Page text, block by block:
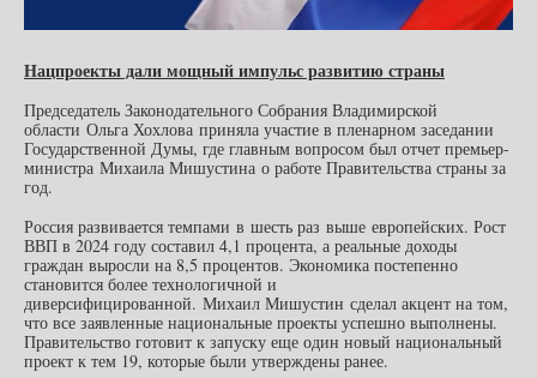
Нацпроекты дали мощный импульс развитию страны
Председатель Законодательного Собрания Владимирской
области Ольга Хохлова приняла участие в пленарном заседании
Государственной Думы, где главным вопросом был отчет премьер-
министра Михаила Мишустина о работе Правительства страны за
год.
Россия развивается темпами в шесть раз выше европейских. Рост
ВВП в 2024 году составил 4,1 процента, а реальные доходы
граждан выросли на 8,5 процентов. Экономика постепенно
становится более технологичной и
диверсифицированной. Михаил Мишустин сделал акцент на том,
что все заявленные национальные проекты успешно выполнены.
Правительство готовит к запуску еще один новый национальный
проект к тем 19, которые были утверждены ранее.